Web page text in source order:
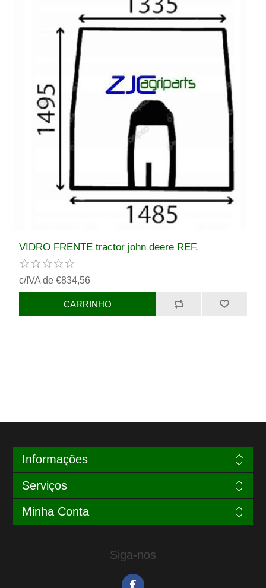
VIDRO FRENTE tractor john deere REF.
c/IVA de €834,56
Informações
Serviços
Minha Conta
Siga-nos